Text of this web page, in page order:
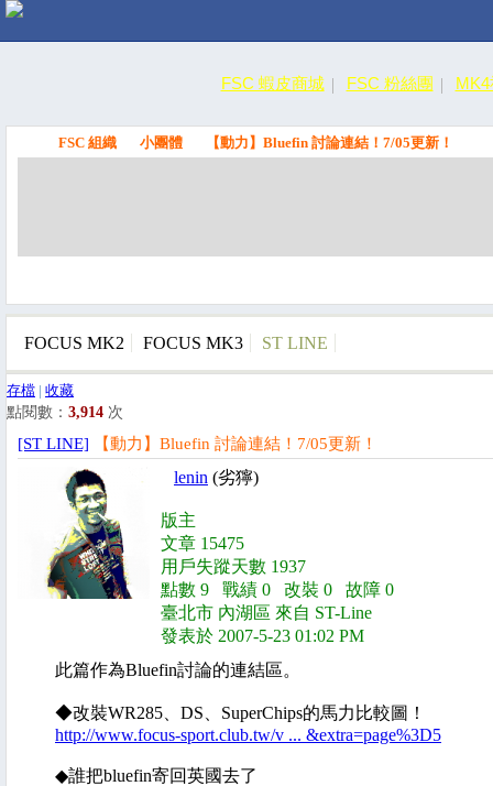
FSC 蝦皮商城 FSC 粉絲團
FSC 組織 小團體 【動力】Bluefin 討論連結！7/05更新！
FOCUS MK2 FOCUS MK3 ST LINE
存檔 | 收藏
點閱數： 3,914 次
[ST LINE] 【動力】Bluefin 討論連結！7/05更新！
lenin (劣獰)
版主
文章 15475
用戶失蹤天數 1937
點數 9 戰績 0 改裝 0 故障 0
臺北市 內湖區 來自 ST-Line
發表於 2007-5-23 01:02 PM
此篇作為Bluefin討論的連結區。
◆改裝WR285、DS、SuperChips的馬力比較圖！
http://www.focus-sport.club.tw/v ... &extra=page%3D5
◆誰把bluefin寄回英國去了